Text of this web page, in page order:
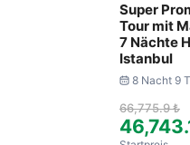
Super
Tour mit
7 Nächte
Istanbul
8 Nacht 9
66,775.9 ₺